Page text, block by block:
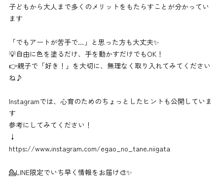
子どもから大人まで多くのメリットをもたらすことが分かってい
ます
「でもアートが苦手で…」と思った方も大丈夫✨
💡自由に色を塗るだけ、手を動かすだけでもOK！
👉親子で「好き！」を大切に、無理なく取り入れてみてください
ね♪
Instagramでは、心育のためのちょっとしたヒントも公開していま
す
参考にしてみてください！
↓
https://www.instagram.com/egao_no_tane.niigata
💁LINE限定でいち早く情報をお届け🎨✨